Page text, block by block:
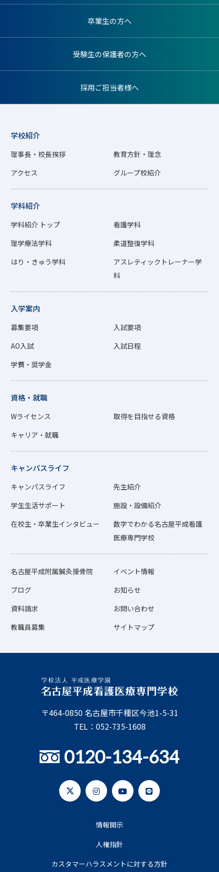
卒業生の方へ
受験生の保護者の方へ
採用ご担当者様へ
学校紹介
理事長・校長挨拶
教育方針・理念
アクセス
グループ校紹介
学科紹介
学科紹介 トップ
看護学科
理学療法学科
柔道整復学科
はり・きゅう学科
アスレティックトレーナー学
科
入学案内
募集要項
入試要項
AO入試
入試日程
学費・奨学金
資格・就職
Wライセンス
取得を目指せる資格
キャリア・就職
キャンパスライフ
キャンパスライフ
先生紹介
学生生活サポート
施設・設備紹介
在校生・卒業生インタビュー
数字でわかる名古屋平成看護
医療専門学校
名古屋平成附属鍼灸接骨院
イベント情報
ブログ
お知らせ
資料請求
お問い合わせ
教職員募集
サイトマップ
〒464-0850 名古屋市千種区今池1-5-31
TEL：052-735-1608
0120-134-634
情報開示
人権指針
カスタマーハラスメントに対する方針